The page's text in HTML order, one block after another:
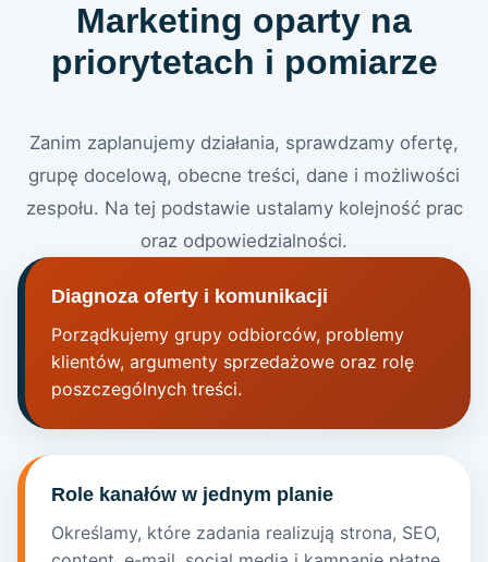
Marketing oparty na
priorytetach i pomiarze
Zanim zaplanujemy działania, sprawdzamy ofertę,
grupę docelową, obecne treści, dane i możliwości
zespołu. Na tej podstawie ustalamy kolejność prac
oraz odpowiedzialności.
Diagnoza oferty i komunikacji
Porządkujemy grupy odbiorców, problemy
klientów, argumenty sprzedażowe oraz rolę
poszczególnych treści.
Role kanałów w jednym planie
Określamy, które zadania realizują strona, SEO,